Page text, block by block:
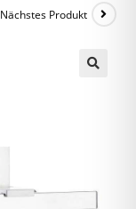
Nächstes Produkt